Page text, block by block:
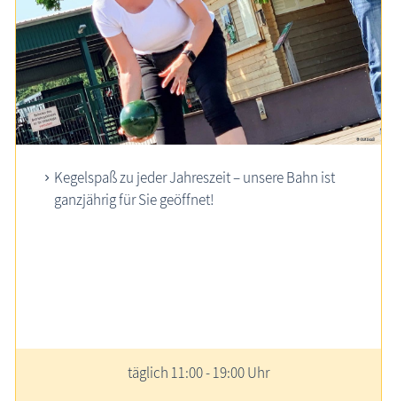
Kegelspaß zu jeder Jahreszeit – unsere Bahn ist
ganzjährig für Sie geöffnet!
täglich 11:00 - 19:00 Uhr